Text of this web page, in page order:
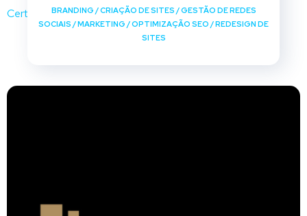
BRANDING /CRIAÇÃO DE SITES /GESTÃO DE REDES
SOCIAIS /MARKETING /OPTIMIZAÇÃO SEO /REDESIGN DE
SITES